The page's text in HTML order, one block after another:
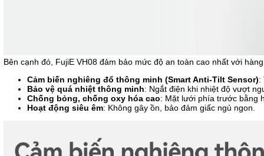
Bên cạnh đó, FujiE VH08 đảm bảo mức độ an toàn cao nhất với
Cảm biến nghiêng đổ thông minh (Smart Anti-Tilt Sensor):
Bảo vệ quá nhiệt thông minh: Ngắt điện khi nhiệt độ vượt
Chống bỏng, chống oxy hóa cao: Mặt lưới phía trước bằng
Hoạt động siêu êm: Không gây ồn, bảo đảm giấc ngủ ngon.